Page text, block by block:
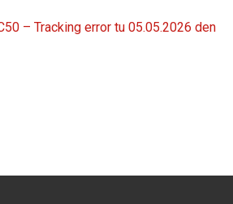
– Tracking error tu 05.05.2026 den